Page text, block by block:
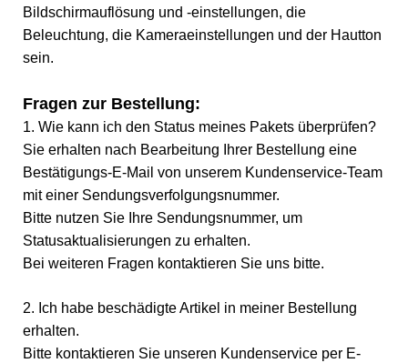
Bildschirmauflösung und -einstellungen, die
Beleuchtung, die Kameraeinstellungen und der Hautton
sein.
Fragen zur Bestellung:
1. Wie kann ich den Status meines Pakets überprüfen?
Sie erhalten nach Bearbeitung Ihrer Bestellung eine
Bestätigungs-E-Mail von unserem Kundenservice-Team
mit einer Sendungsverfolgungsnummer.
Bitte nutzen Sie Ihre Sendungsnummer, um
Statusaktualisierungen zu erhalten.
Bei weiteren Fragen kontaktieren Sie uns bitte.
2. Ich habe beschädigte Artikel in meiner Bestellung
erhalten.
Bitte kontaktieren Sie unseren Kundenservice per E-